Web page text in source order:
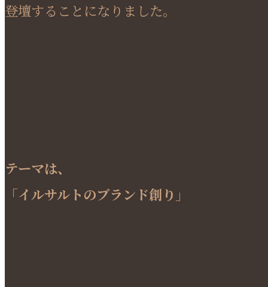
登壇することになりました。
テーマは、
「イルサルトのブランド創り」